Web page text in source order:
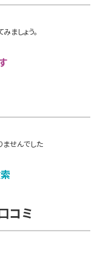
ましょう。
せんでした
コミ